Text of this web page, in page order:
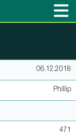
06.12.2018
Phillip
471